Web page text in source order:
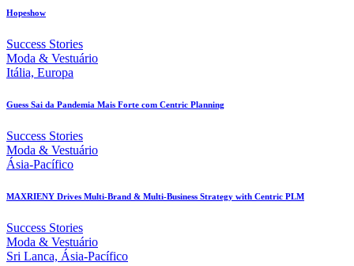
Hopeshow
Success Stories
Moda & Vestuário
Itália, Europa
Guess Sai da Pandemia Mais Forte com Centric Planning
Success Stories
Moda & Vestuário
Ásia-Pacífico
MAXRIENY Drives Multi-Brand & Multi-Business Strategy with Centric PLM
Success Stories
Moda & Vestuário
Sri Lanca, Ásia-Pacífico